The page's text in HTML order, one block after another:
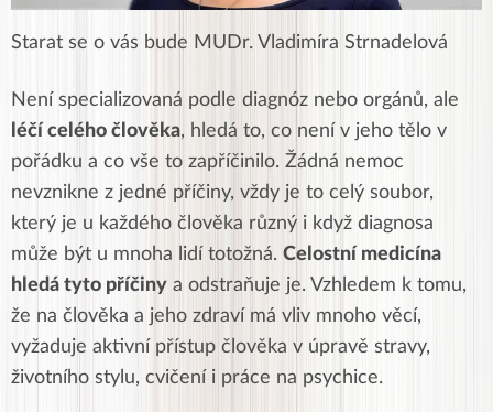
Starat se o vás bude MUDr. Vladimíra Strnadelová
Není specializovaná podle diagnóz nebo orgánů, ale
léčí celého člověka, hledá to, co není v jeho tělo v
pořádku a co vše to zapříčinilo. Žádná nemoc
nevznikne z jedné příčiny, vždy je to celý soubor,
který je u každého člověka různý i když diagnosa
může být u mnoha lidí totožná. Celostní medicína
hledá tyto příčiny a odstraňuje je. Vzhledem k tomu,
že na člověka a jeho zdraví má vliv mnoho věcí,
vyžaduje aktivní přístup člověka v úpravě stravy,
životního stylu, cvičení i práce na psychice.